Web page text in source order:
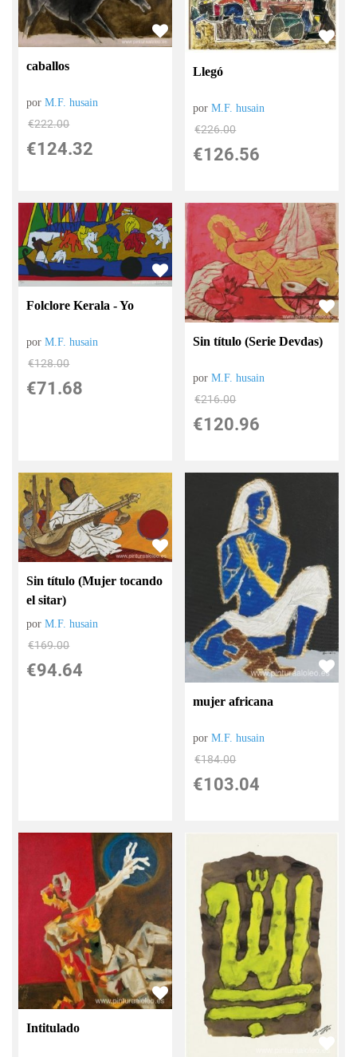
caballos
porM.F. husain
€222.00
€124.32
Llegó
porM.F. husain
€226.00
€126.56
Folclore Kerala - Yo
porM.F. husain
€128.00
€71.68
Sin título (Serie Devdas)
porM.F. husain
€216.00
€120.96
Sin título (Mujer tocando
el sitar)
porM.F. husain
€169.00
€94.64
mujer africana
porM.F. husain
€184.00
€103.04
Intitulado